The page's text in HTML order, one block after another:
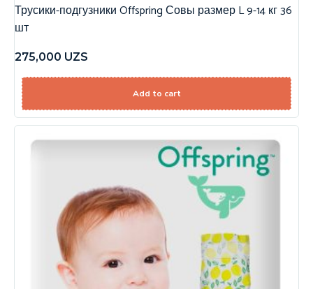
Трусики-подгузники Offspring Совы размер L 9-14 кг 36
шт
275,000 UZS
Add to cart